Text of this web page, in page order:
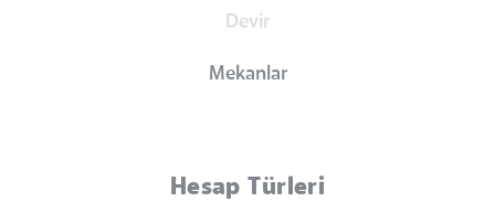
Devir
Mekanlar
Hesap Türleri